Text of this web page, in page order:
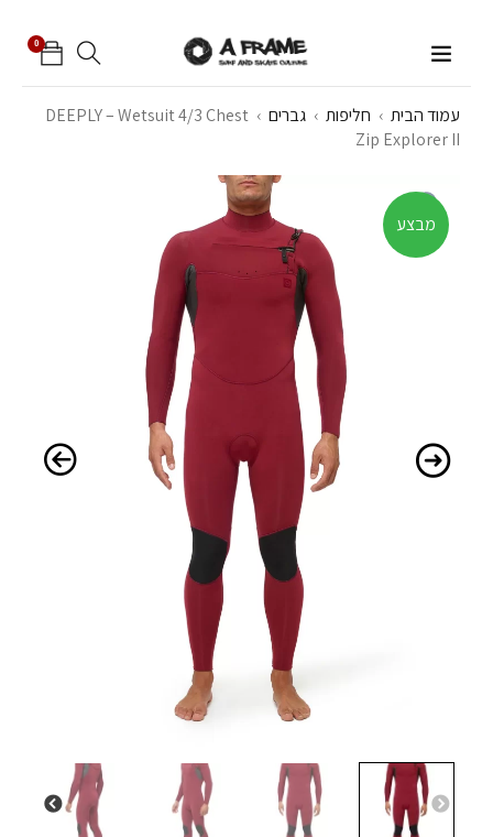
0
עמוד הבית › חליפות › גברים ›
DEEPLY – Wetsuit 4/3 Chest
Zip Explorer II
מבצע